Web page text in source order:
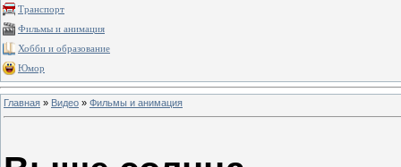
Транспорт
Фильмы и анимация
Хобби и образование
Юмор
Главная » Видео » Фильмы и анимация